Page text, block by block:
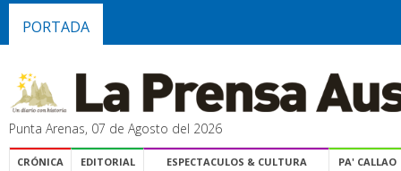
PORTADA
Punta Arenas, 07 de Agosto del 2026
CRÓNICA EDITORIAL ESPECTACULOS & CULTURA PA' CALLAO